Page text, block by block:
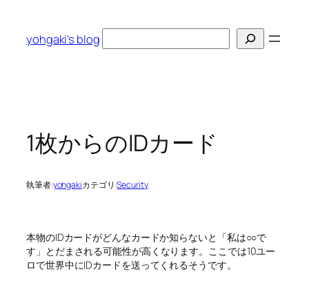
yohgaki's blog
索
1枚からのIDカード
執筆者:yohgakiカテゴリ:Security
本物のIDカードがどんなカードか知らないと「私は○○で
す」とだまされる可能性が高くなります。ここでは10ユー
ロで世界中にIDカードを送ってくれるそうです。